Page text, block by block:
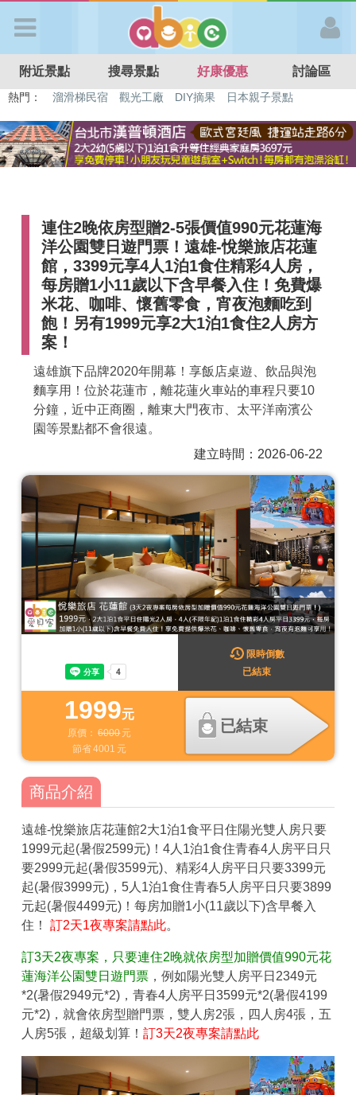
APP登入
首 頁
好康優惠
最新消息
最新留言
商家合作
推薦景點
聯絡我們
APP下載
附近景點 搜尋景點 好康優惠 討論區
熱門： 特色遊戲場 親子住房優惠 台北親子餐廳
溫泉泡湯SPA
連住2晚依房型贈2-5張價值990元花蓮海
洋公園雙日遊門票！遠雄-悅樂旅店花蓮
館，3399元享4人1泊1食住精彩4人房，
每房贈1小11歲以下含早餐入住！免費爆
米花、咖啡、懷舊零食，宵夜泡麵吃到
飽！另有1999元享2大1泊1食住2人房方
案！
遠雄旗下品牌2020年開幕！享飯店桌遊、飲品與泡
麵享用！位於花蓮市，離花蓮火車站的車程只要10
分鐘，近中正商圈，離東大門夜市、太平洋南濱公
園等景點都不會很遠。
建立時間：2026-06-22
1999元
原價： 6000元
節省4001 元
已結束
限時倒數
已結束
商品介紹
遠雄-悅樂旅店花蓮館2大1泊1食平日住陽光雙人房只要
1999元起(暑假2599元)！4人1泊1食住青春4人房平日只
要2999元起(暑假3599元)、精彩4人房平日只要3399元
起(暑假3999元)，5人1泊1食住青春5人房平日只要3899
元起(暑假4499元)！每房加贈1小(11歲以下)含早餐入
住！ 訂2天1夜專案請點此。
訂3天2夜專案，只要連住2晚就依房型加贈價值990元花
蓮海洋公園雙日遊門票，例如陽光雙人房平日2349元
*2(暑假2949元*2)，青春4人房平日3599元*2(暑假4199
元*2)，就會依房型贈門票，雙人房2張，四人房4張，五
人房5張，超級划算！ 訂3天2夜專案請點此